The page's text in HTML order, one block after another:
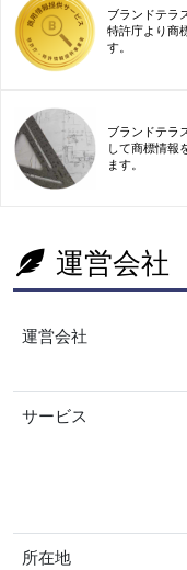
ブランドテラ
特許庁より商
す。
ブランドテラ
して商標情報
ます。
運営会社
運営会社
サービス
所在地